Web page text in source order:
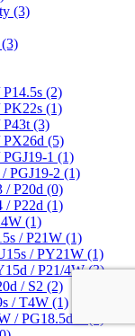
(3)
(3)
(2)
(1)
(3)
(5)
1 (1)
PGJ19-2 (1)
/ P20d (0)
/ P22d (1)
(1)
/ P21W (1)
/ PY21W (1)
/ P21/4W(3)
/ S2 (2)
/ T4W (1)
/ PG18.5d-1